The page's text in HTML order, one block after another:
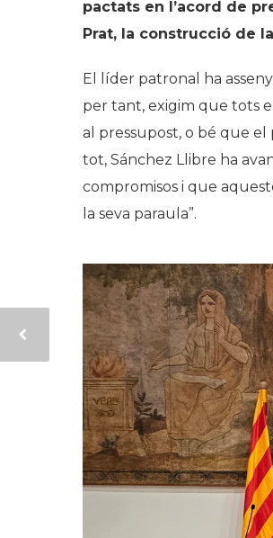
pactats en l’acord de
Prat, la construcció de
El líder patronal ha
per tant, exigim que tots
al pressupost, o bé que
tot, Sánchez Llibre ha
compromisos i que
la seva paraula”.